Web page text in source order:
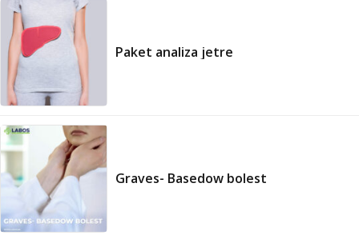
Paket analiza jetre
Graves- Basedow bolest